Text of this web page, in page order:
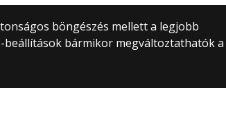
böngészés mellett a legjobb
bármikor megváltoztathatók a